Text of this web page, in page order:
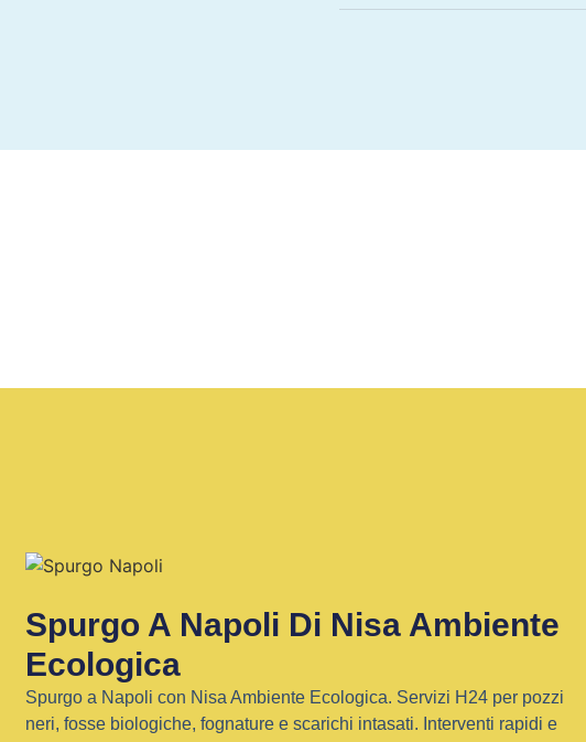
Spurgo A Napoli Di Nisa Ambiente
Ecologica
Spurgo a Napoli con Nisa Ambiente Ecologica. Servizi H24 per pozzi
neri, fosse biologiche, fognature e scarichi intasati. Interventi rapidi e